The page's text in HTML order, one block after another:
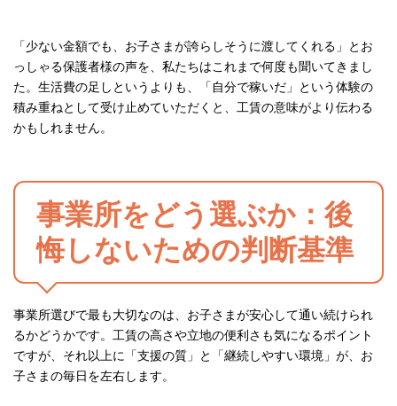
「少ない金額でも、お子さまが誇らしそうに渡してくれる」とお
っしゃる保護者様の声を、私たちはこれまで何度も聞いてきまし
た。生活費の足しというよりも、「自分で稼いだ」という体験の
積み重ねとして受け止めていただくと、工賃の意味がより伝わる
かもしれません。
事業所をどう選ぶか：後
悔しないための判断基準
事業所選びで最も大切なのは、お子さまが安心して通い続けられ
るかどうかです。工賃の高さや立地の便利さも気になるポイント
ですが、それ以上に「支援の質」と「継続しやすい環境」が、お
子さまの毎日を左右します。